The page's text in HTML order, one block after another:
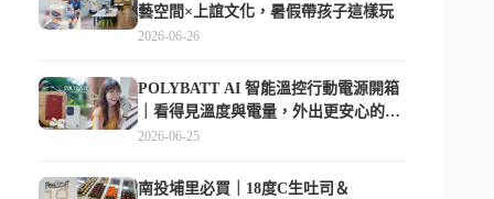
藝空間×上誼文化，暑假帶孩子這樣玩
2026-06-26
POLYBATT AI 智能溫控行動電源開箱
｜看得見溫度與電量，外出更安心的
10000mAh 行動電源
2026-06-25
南投埔里必買｜18度C生吐司＆